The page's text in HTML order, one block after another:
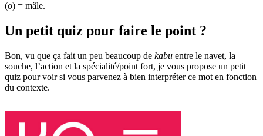
(o) = mâle.
Un petit quiz pour faire le point ?
Bon, vu que ça fait un peu beaucoup de kabu entre le navet, la
souche, l’action et la spécialité/point fort, je vous propose un petit
quiz pour voir si vous parvenez à bien interpréter ce mot en fonction
du contexte.